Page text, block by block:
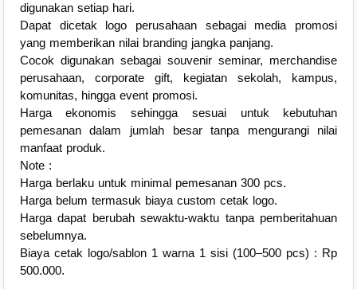
digunakan setiap hari.
Dapat dicetak logo perusahaan sebagai media promosi
yang memberikan nilai branding jangka panjang.
Cocok digunakan sebagai souvenir seminar, merchandise
perusahaan, corporate gift, kegiatan sekolah, kampus,
komunitas, hingga event promosi.
Harga ekonomis sehingga sesuai untuk kebutuhan
pemesanan dalam jumlah besar tanpa mengurangi nilai
manfaat produk.
Note :
Harga berlaku untuk minimal pemesanan 300 pcs.
Harga belum termasuk biaya custom cetak logo.
Harga dapat berubah sewaktu-waktu tanpa pemberitahuan
sebelumnya.
Biaya cetak logo/sablon 1 warna 1 sisi (100–500 pcs) : Rp
500.000.